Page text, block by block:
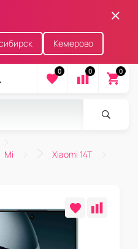
Кемерово
0 0 0
Mi Xiaomi 14T